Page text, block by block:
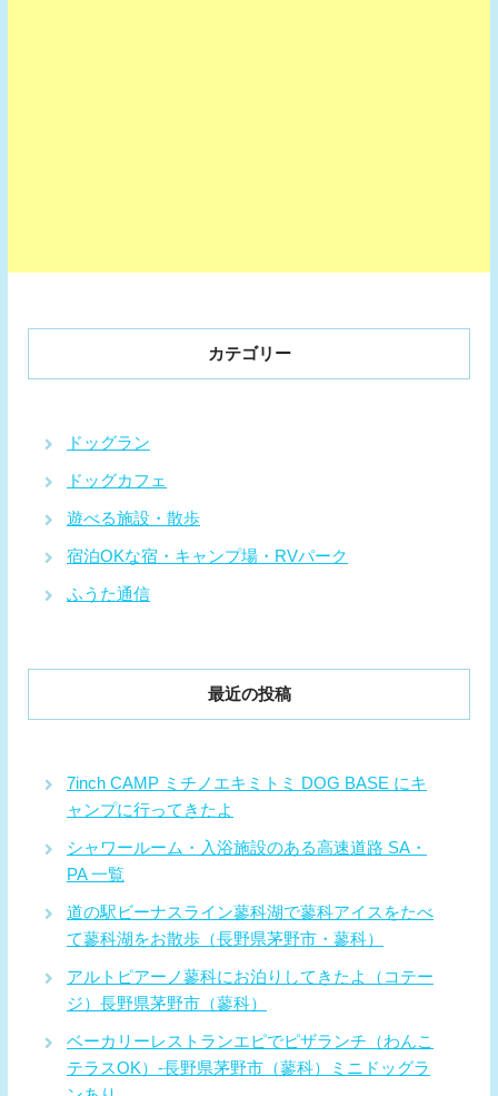
カテゴリー
ドッグラン
ドッグカフェ
遊べる施設・散歩
宿泊OKな宿・キャンプ場・RVパーク
ふうた通信
最近の投稿
7inch CAMP ミチノエキミトミ DOG BASE にキ
ャンプに行ってきたよ
シャワールーム・入浴施設のある高速道路 SA・
PA 一覧
道の駅ビーナスライン蓼科湖で蓼科アイスをたべ
て蓼科湖をお散歩（長野県茅野市・蓼科）
アルトピアーノ蓼科にお泊りしてきたよ（コテー
ジ）長野県茅野市（蓼科）
ベーカリーレストランエピでピザランチ（わんこ
テラスOK）-長野県茅野市（蓼科）ミニドッグラ